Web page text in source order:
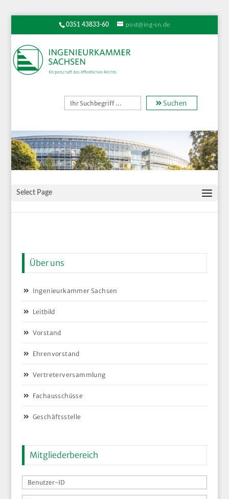
0351 43833-60 post@ing-sn.de
Suchen
Select Page
Über uns
Ingenieurkammer Sachsen
Leitbild
Vorstand
Ehrenvorstand
Vertreterversammlung
Fachausschüsse
Geschäftsstelle
Mitgliederbereich